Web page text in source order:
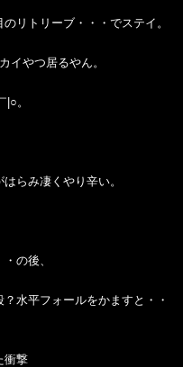
リトリーブ・・・でステイ。
イやつ居るやん。
。
らみ凄くやり辛い。
の後、
水平フォールをかますと・・
衝撃